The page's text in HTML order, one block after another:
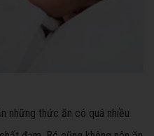
những thức ăn có quá nhiều